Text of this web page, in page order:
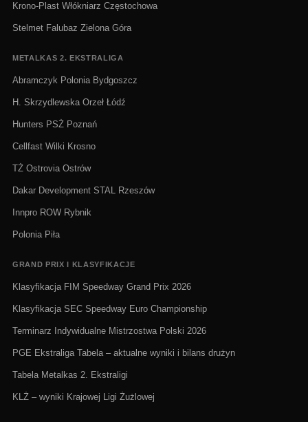
Krono-Plast Włókniarz Częstochowa
Stelmet Falubaz Zielona Góra
METALKAS 2. EKSTRALIGA
Abramczyk Polonia Bydgoszcz
H. Skrzydlewska Orzeł Łódź
Hunters PSŻ Poznań
Cellfast Wilki Krosno
TŻ Ostrovia Ostrów
Dakar Development STAL Rzeszów
Innpro ROW Rybnik
Polonia Piła
GRAND PRIX I KLASYFIKACJE
Klasyfikacja FIM Speedway Grand Prix 2026
Klasyfikacja SEC Speedway Euro Championship
Terminarz Indywidualne Mistrzostwa Polski 2026
PGE Ekstraliga Tabela – aktualne wyniki i bilans drużyn
Tabela Metalkas 2. Ekstraligi
KLŻ – wyniki Krajowej Ligi Żużlowej